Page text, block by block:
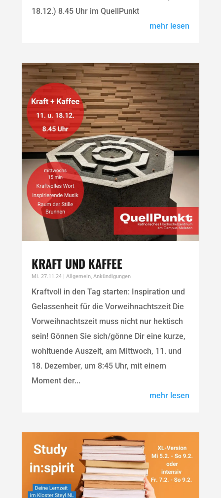
18.12.) 8.45 Uhr im QuellPunkt
mehr lesen
KRAFT UND KAFFEE
Mi. 27.11.24| Allgemein, Ankündigungen
Kraftvoll in den Tag starten: Inspiration und
Gelassenheit für die Vorweihnachtszeit Die
Vorweihnachtszeit muss nicht nur hektisch
sein! Gönnen Sie sich/gönne Dir eine kurze,
wohltuende Auszeit, am Mittwoch, 11. und
18. Dezember, um 8:45 Uhr, mit einem
Moment der...
mehr lesen